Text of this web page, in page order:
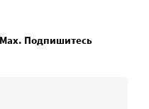
Подпишитесь